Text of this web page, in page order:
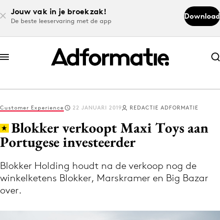
Jouw vak in je broekzak!
De beste leeservaring met de app
Download
Abonneer nu
Abonneer nu
Log in
Volg het laatste nieuws via de Adformatie
Nieuws app
Customer Experience 22 JANUARI 2019 REDACTIE ADFORMATIE
Blokker verkoopt Maxi Toys aan
Portugese investeerder
Blokker Holding houdt na de verkoop nog de
winkelketens Blokker, Marskramer en Big Bazar
over.